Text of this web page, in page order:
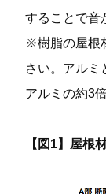
することで音
※樹脂の屋根
さい。アルミ
アルミの約3
【図1】屋根